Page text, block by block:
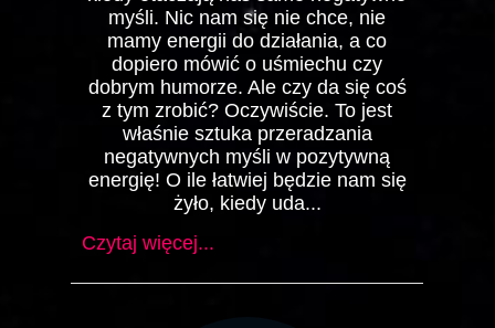
myśli. Nic nam się nie chce, nie
mamy energii do działania, a co
dopiero mówić o uśmiechu czy
dobrym humorze. Ale czy da się coś
z tym zrobić? Oczywiście. To jest
właśnie sztuka przeradzania
negatywnych myśli w pozytywną
energię! O ile łatwiej będzie nam się
żyło, kiedy uda...
Czytaj więcej...